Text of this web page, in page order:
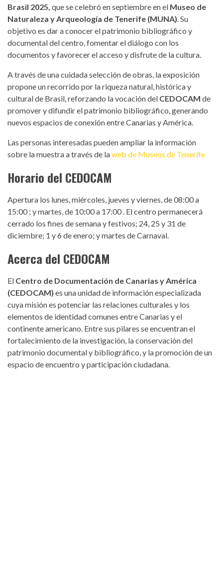
Brasil 2025, que se celebró en septiembre en el Museo de
Naturaleza y Arqueología de Tenerife (MUNA). Su
objetivo es dar a conocer el patrimonio bibliográfico y
documental del centro, fomentar el diálogo con los
documentos y favorecer el acceso y disfrute de la cultura.
A través de una cuidada selección de obras, la exposición
propone un recorrido por la riqueza natural, histórica y
cultural de Brasil, reforzando la vocación del CEDOCAM de
promover y difundir el patrimonio bibliográfico, generando
nuevos espacios de conexión entre Canarias y América.
Las personas interesadas pueden ampliar la información
sobre la muestra a través de laweb de Museos de Tenerife
Horario del CEDOCAM
Apertura los lunes, miércoles, jueves y viernes, de 08:00 a
15:00 ; y martes, de 10:00 a 17:00 . El centro permanecerá
cerrado los fines de semana y festivos; 24, 25 y 31 de
diciembre; 1 y 6 de enero; y martes de Carnaval.
Acerca del CEDOCAM
El Centro de Documentación de Canarias y América
(CEDOCAM) es una unidad de información especializada
cuya misión es potenciar las relaciones culturales y los
elementos de identidad comunes entre Canarias y el
continente americano. Entre sus pilares se encuentran el
fortalecimiento de la investigación, la conservación del
patrimonio documental y bibliográfico, y la promoción de un
espacio de encuentro y participación ciudadana.